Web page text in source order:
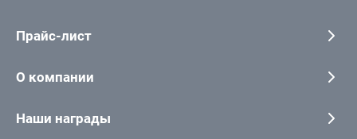
Прайс-лист
О компании
Наши награды